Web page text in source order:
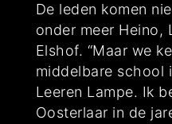
De leden komen
onder meer Heino,
Elshof. “Maar we
middelbare school
Leeren Lampe. Ik
Oosterlaar in de